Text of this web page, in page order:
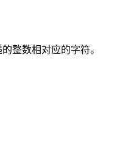
整数相对应的字符。